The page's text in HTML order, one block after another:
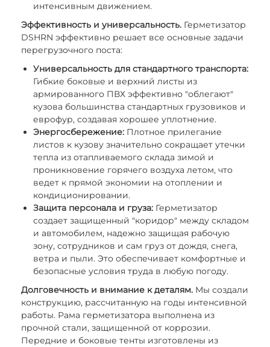
интенсивным движением.
Эффективность и универсальность. Герметизатор
DSHRN эффективно решает все основные задачи
перегрузочного поста:
Универсальность для стандартного транспорта:
Гибкие боковые и верхний листы из
армированного ПВХ эффективно "облегают"
кузова большинства стандартных грузовиков и
еврофур, создавая хорошее уплотнение.
Энергосбережение: Плотное прилегание
листов к кузову значительно сокращает утечки
тепла из отапливаемого склада зимой и
проникновение горячего воздуха летом, что
ведет к прямой экономии на отоплении и
кондиционировании.
Защита персонала и груза: Герметизатор
создает защищенный "коридор" между складом
и автомобилем, надежно защищая рабочую
зону, сотрудников и сам груз от дождя, снега,
ветра и пыли. Это обеспечивает комфортные и
безопасные условия труда в любую погоду.
Долговечность и внимание к деталям. Мы создали
конструкцию, рассчитанную на годы интенсивной
работы. Рама герметизатора выполнена из
прочной стали, защищенной от коррозии.
Передние и боковые тенты изготовлены из